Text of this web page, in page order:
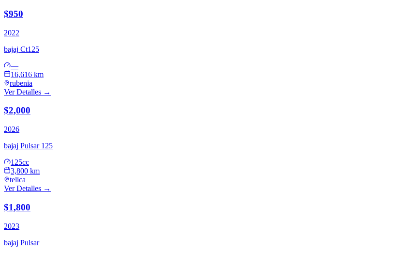
$950
2022
bajaj Ct125
—
16,616 km
rubenia
Ver Detalles →
$2,000
2026
bajaj Pulsar 125
125cc
3,800 km
telica
Ver Detalles →
$1,800
2023
bajaj Pulsar